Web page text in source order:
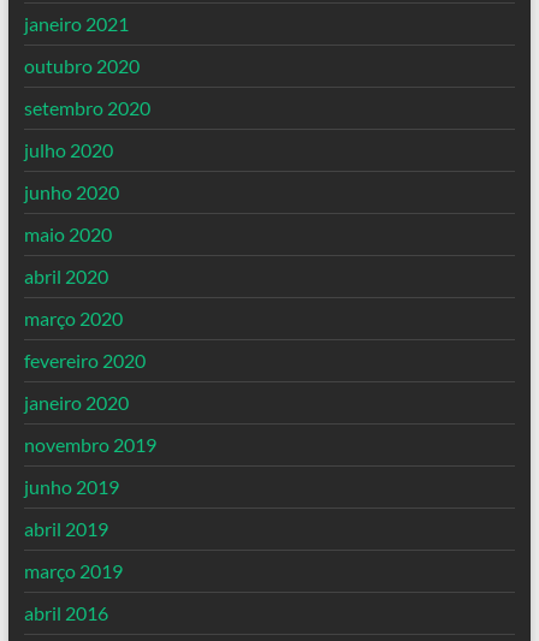
janeiro 2021
outubro 2020
setembro 2020
julho 2020
junho 2020
maio 2020
abril 2020
março 2020
fevereiro 2020
janeiro 2020
novembro 2019
junho 2019
abril 2019
março 2019
abril 2016